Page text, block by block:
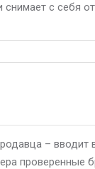
с себя
– вводит
проверенные